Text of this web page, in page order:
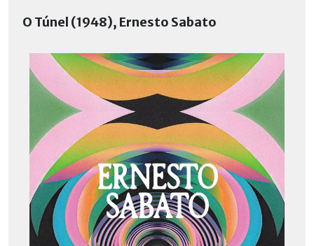
O Túnel (1948), Ernesto Sabato